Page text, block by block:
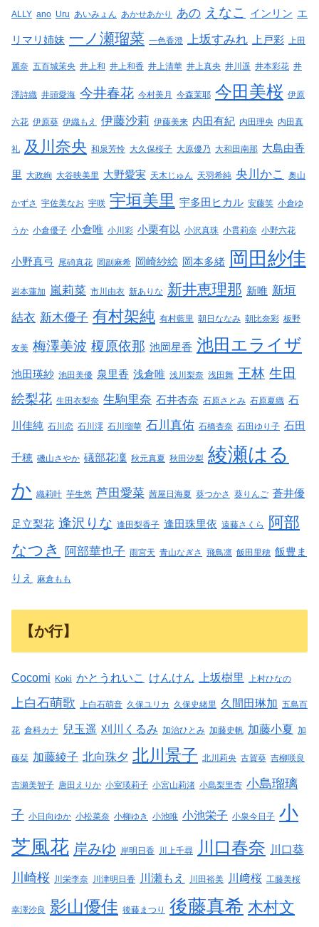
ALLY ano Uru あいみょん あかせあかり あの えなこ インリン エ
リマリ姉妹 一ノ瀬瑠菜 一色香澄 上坂すみれ 上戸彩 上田
麗奈 五百城茉央 井上和 井上和香 井上清華 井上真央 井川遥 井本彩花 井
澤詩織 井頭愛海 今井春花 今村美月 今森茉耶 今田美桜 伊原
六花 伊原葵 伊織もえ 伊藤沙莉 伊藤美来 内田有紀 内田理央 内田真
礼 及川奈央 和泉芳怜 大久保桜子 大原優乃 大和田南那 大島由香
里 大政絢 大谷映美里 大野愛実 天木じゅん 天羽希純 央川かこ 奥山
かずさ 宇佐美なお 宇咲 宇垣美里 宇多田ヒカル 安藤笑 小倉ゆ
うか 小倉優子 小倉唯 小川彩 小栗有以 小沢真珠 小貫莉奈 小野六花
小野真弓 尾碕真花 岡副麻希 岡崎紗絵 岡本多緒 岡田紗佳
岩本蓮加 嵐莉菜 市川由衣 新ありな 新井恵理那 新唯 新垣
結衣 新木優子 有村架純 有村藍里 朝日ななみ 朝比奈彩 板野
友美 梅澤美波 榎原依那 池岡星香 池田エライザ
池田瑛紗 池田美優 泉里香 浅倉唯 浅川梨奈 浅田舞 王林 生田
絵梨花 生田衣梨奈 生駒里奈 石井杏奈 石原さとみ 石原夏織 石
川佳純 石川恋 石川澪 石川瑠華 石川真佑 石橋杏奈 石田ゆり子 石田
千穂 磯山さやか 礒部花凜 秋元真夏 秋田汐梨 綾瀬はる
か 織莉叶 芋生悠 芦田愛菜 茜屋日海夏 葵つかさ 葵りんご 蒼井優
足立梨花 逢沢りな 逢田梨香子 逢田珠里依 遠藤さくら
阿部
なつき 阿部華也子 雨宮天 青山なぎさ 飛鳥凛 飯田里穂 飯豊ま
りえ 麻倉もも
【か行】
Cocomi Koki かとうれいこ けんけん 上坂樹里 上村ひなの
上白石萌歌 上白石萌音 久保ユリカ 久保史緒里 久間田琳加 五島百
花 倉科カナ 兒玉遥 刈川くるみ 加治ひとみ 加藤史帆 加藤小夏 加
藤栞 加藤綾子 北向珠夕 北川景子 北川莉央 古賀葵 吉柳咲良
吉瀬美智子 唐田えりか 小室瑛莉子 小宮山莉渚 小島梨里杏 小島瑠璃
子 小日向ゆか 小松菜奈 小柳ゆき 小池唯 小池栄子 小泉今日子 小
芝風花 岸みゆ 岸明日香 川上千尋 川口春奈 川口葵
川崎桜 川栄李奈 川津明日香 川瀬もえ 川田裕美 川﨑桜 工藤美桜
幸澤沙良 影山優佳 後藤まつり 後藤真希 木村文